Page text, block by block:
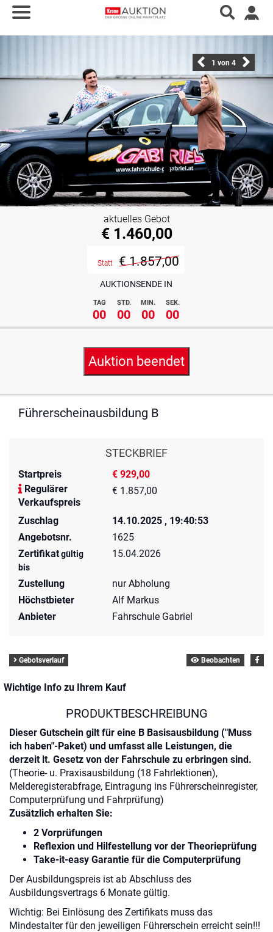
1 von 4
AUKTIONSENDE IN
TAG STD. MIN. SEK.
00 00 00 00
aktuelles Gebot
€ 1.460,00
Statt € 1.857,00
Auktion beendet
Führerscheinausbildung B
STECKBRIEF
Startpreis
€ 929,00
Regulärer
Verkaufspreis
€ 1.857,00
Zuschlag
14.10.2025 , 19:40:53
Angebotsnr.
1625
Zertifikatgültig
bis
15.04.2026
Zustellung
nur Abholung
Höchstbieter
Alf Markus
Anbieter
Fahrschule Gabriel
Gebotsverlauf Beobachten
Wichtige Info zu Ihrem Kauf
PRODUKTBESCHREIBUNG
Dieser Gutschein gilt für eine B Basisausbildung ("Muss
ich haben"-Paket) und umfasst alle Leistungen, die
derzeit lt. Gesetz von der Fahrschule zu erbringen sind.
(Theorie- u. Praxisausbildung (18 Fahrlektionen),
Melderegisterabfrage, Eintragung ins Führerscheinregister,
Computerprüfung und Fahrprüfung)
Zusätzlich erhalten Sie:
2 Vorprüfungen
Reflexion und Hilfestellung vor der Theorieprüfung
Take-it-easy Garantie für die Computerprüfung
Der Ausbildungspreis ist ab Abschluss des
Ausbildungsvertrags 6 Monate gültig.
Wichtig: Bei Einlösung des Zertifikats muss das
Mindestalter für den jeweiligen Führerschein erreicht sein!!!